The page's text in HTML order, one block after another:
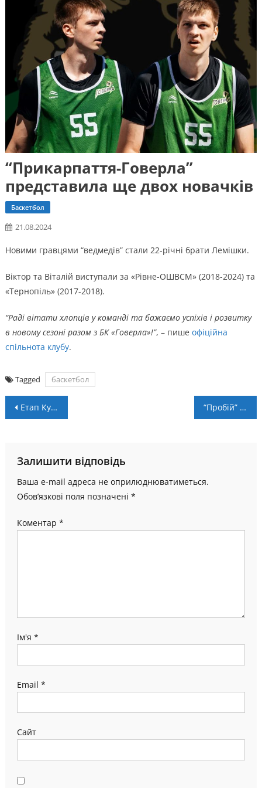
“Прикарпаття-Говерла”
представила ще двох новачків
Баскетбол
21.08.2024
Новими гравцями “ведмедів” стали 22-річні брати Лемішки.
Віктор та Віталій виступали за «Рівне-ОШВСМ» (2018-2024) та
«Тернопіль» (2017-2018).
“Раді вітати хлопців у команді та бажаємо успіхів і розвитку
в новому сезоні разом з БК «Говерла»!”, – пише офіційна
спільнота клубу.
Tagged баскетбол
Навігація
Етап Кубку України 3х3 в Івано-Франківську: символічна команда “Пробій” пройшов “Інгулець” у Кубку України
Залишити відповідь
Ваша e-mail адреса не оприлюднюватиметься.
Обов’язкові поля позначені *
Коментар *
Ім'я *
Email *
Сайт